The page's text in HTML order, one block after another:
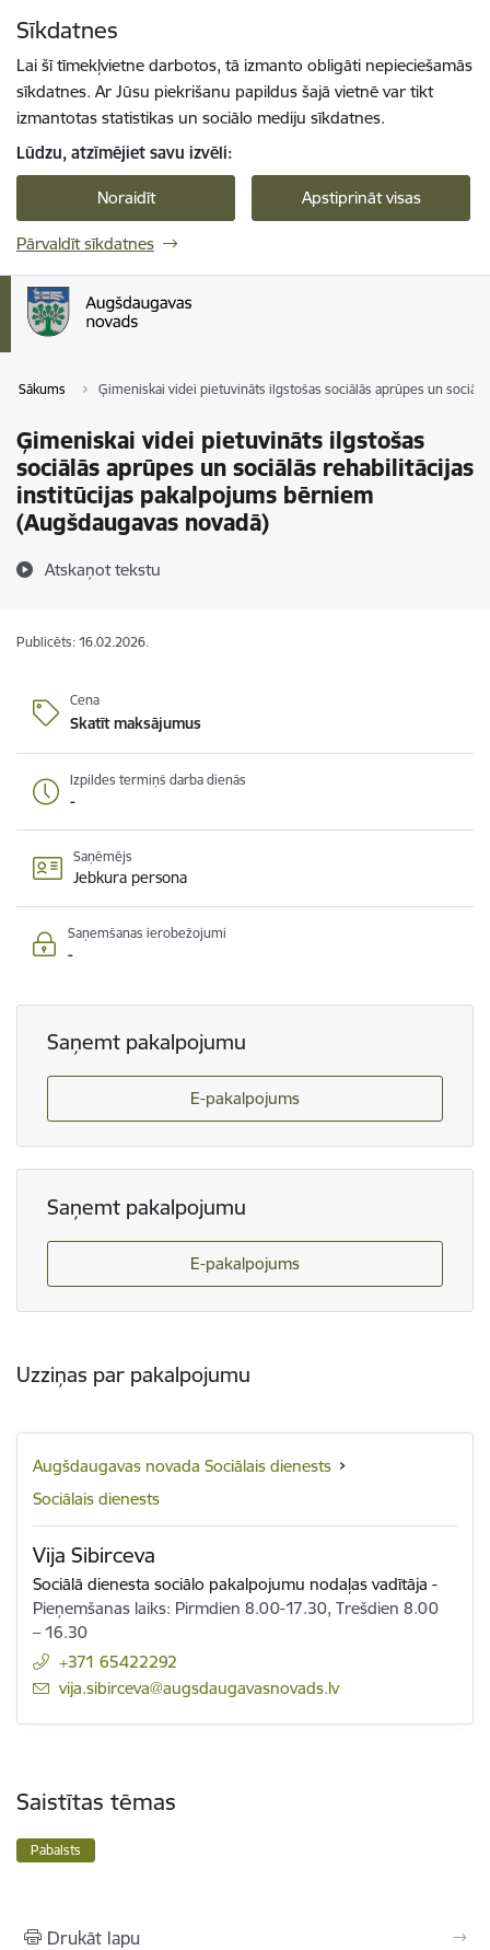
Sīkdatnes
Lai šī tīmekļvietne darbotos, tā izmanto obligāti nepieciešamās
sīkdatnes. Ar Jūsu piekrišanu papildus šajā vietnē var tikt
izmantotas statistikas un sociālo mediju sīkdatnes.
Lūdzu, atzīmējiet savu izvēli:
Noraidīt Apstiprināt visas
Pārvaldīt sīkdatnes
Sākums Ģimeniskai videi pietuvināts ilgstošas sociālās aprūpes un
Ģimeniskai videi pietuvināts ilgstošas
sociālās aprūpes un sociālās rehabilitācijas
institūcijas pakalpojums bērniem
(Augšdaugavas novadā)
Atskaņot tekstu
Publicēts: 16.02.2026.
Cena
Skatīt maksājumus
Izpildes termiņš darba dienās
-
Saņēmējs
Jebkura persona
Saņemšanas ierobežojumi
-
Saņemt pakalpojumu
E-pakalpojums
Saņemt pakalpojumu
E-pakalpojums
Uzziņas par pakalpojumu
Augšdaugavas novada Sociālais dienests
Sociālais dienests
Vija Sibirceva
Sociālā dienesta sociālo pakalpojumu nodaļas vadītāja -
Pieņemšanas laiks: Pirmdien 8.00-17.30, Trešdien 8.00
– 16.30
+371 65422292
E-pasts:
vija.sibirceva@augsdaugavasnovads.lv
Saistītas tēmas
Pabalsts
Drukāt lapu